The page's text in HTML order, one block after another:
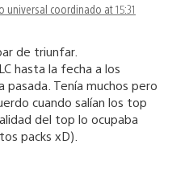
universal coordinado at 15:31
de triunfar.
hasta la fecha a los
pasada. Tenía muchos pero
cuando salían los top
del top lo ocupaba
packs xD).